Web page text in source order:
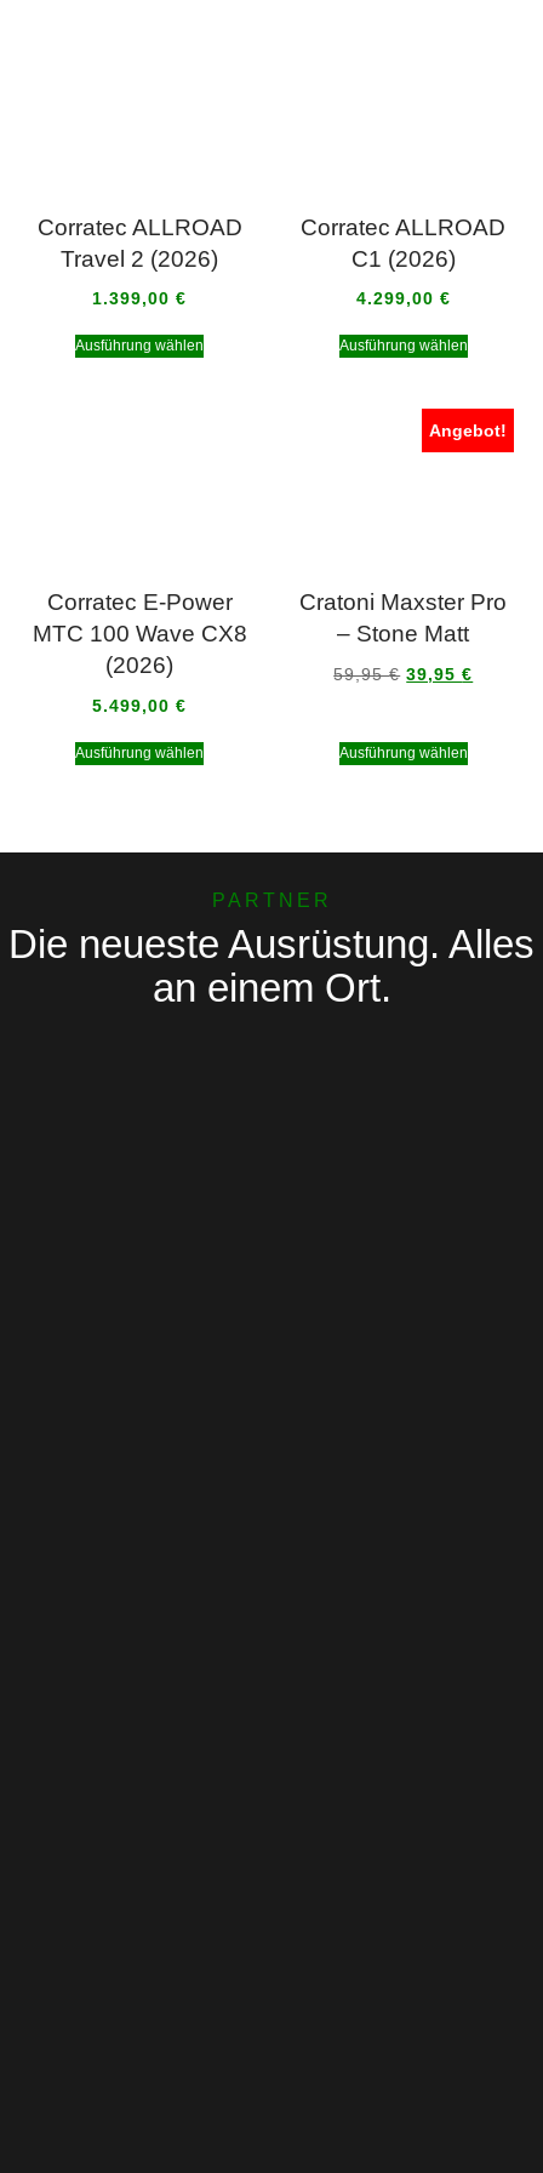
Corratec ALLROAD
Travel 2 (2026)
1.399,00€
Ausführung wählen
Corratec ALLROAD
C1 (2026)
4.299,00 €
Ausführung wählen
Corratec E-Power
MTC 100 Wave CX8
(2026)
5.499,00€
Ausführung wählen
Angebot!
Cratoni Maxster Pro
– Stone Matt
59,95€ 39,95€
Ausführung wählen
PARTNER
Die neueste Ausrüstung. Alles
an einem Ort.